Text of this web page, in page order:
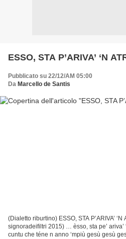
ESSO, STA P’ARIVA’ ‘N
Pubblicato su 22/12/AM 05:00
Da Marcello de Santis
(Dialetto riburtino) ESSO, STA P’ARIVA’
signoradeifiltri 2015) … èsso, sta pe’ ariva’
cuntu che téne n anno ‘mpiù gesù gesù